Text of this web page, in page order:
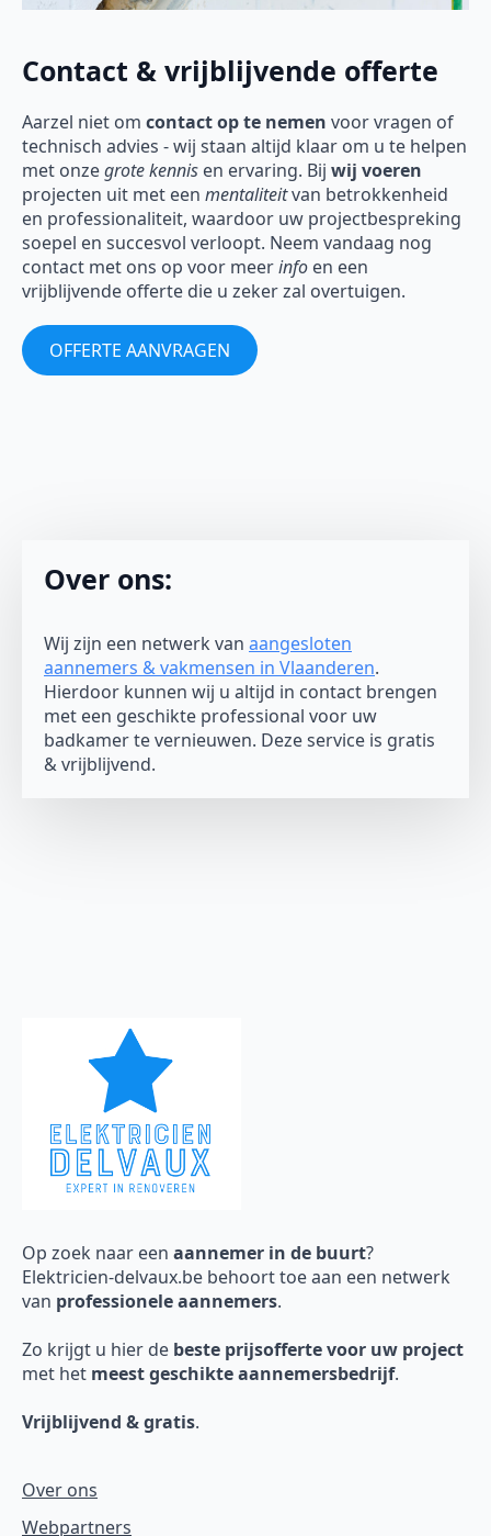
Contact & vrijblijvende offerte
Aarzel niet om contact op te nemen voor vragen of
technisch advies - wij staan altijd klaar om u te helpen
met onzegrote kennis en ervaring. Bij wij voeren
projecten uit met een mentaliteitvan betrokkenheid
en professionaliteit, waardoor uw projectbespreking
soepel en succesvol verloopt. Neem vandaag nog
contact met ons op voor meerinfo en een
vrijblijvende offerte die u zeker zal overtuigen.
OFFERTE AANVRAGEN
Over ons:
Wij zijn een netwerk van aangesloten
aannemers & vakmensen in Vlaanderen.
Hierdoor kunnen wij u altijd in contact brengen
met een geschikte professional voor uw
badkamer te vernieuwen. Deze service is gratis
& vrijblijvend.
Op zoek naar een aannemer in de buurt?
Elektricien-delvaux.be behoort toe aan een netwerk
van professionele aannemers.
Zo krijgt u hier de beste prijsofferte voor uw project
met het meest geschikte aannemersbedrijf.
Vrijblijvend & gratis.
Over ons
Webpartners